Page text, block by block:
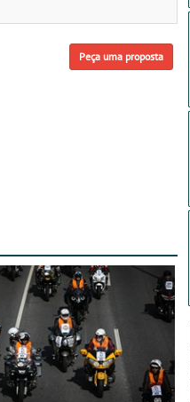
Peça uma proposta